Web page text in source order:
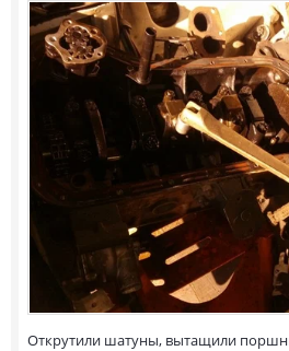
Открутили шатуны, вытащили